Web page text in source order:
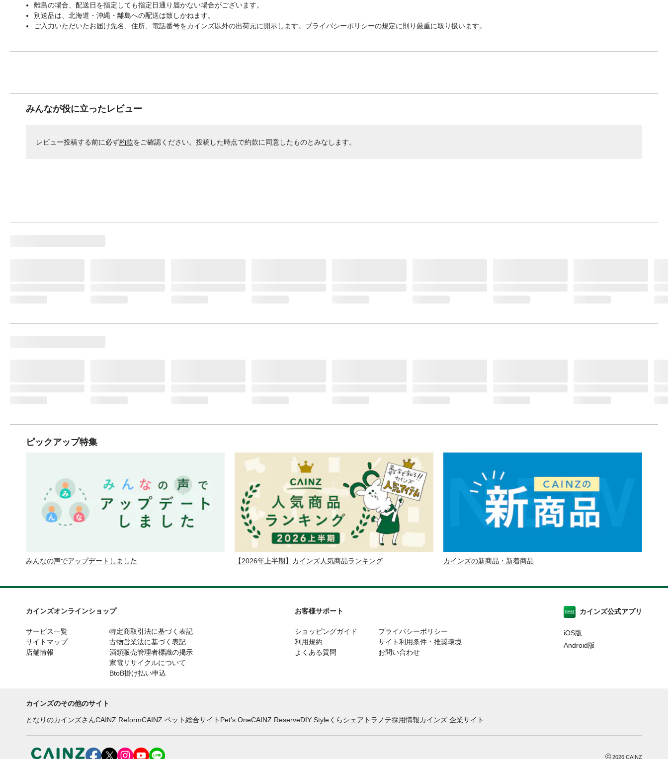
離島の場合、配送日を指定しても指定日通り届かない場合がございます。
別送品は、北海道・沖縄・離島への配送は致しかねます。
ご入力いただいたお届け先名、住所、電話番号をカインズ以外の出荷元に開示します。プライバシーポリシーの規定に則り厳重に取り扱います。
みんなが役に立ったレビュー
レビュー投稿する前に必ず約款をご確認ください。投稿した時点で約款に同意したものとみなします。
ピックアップ特集
みんなの声でアップデートしました 【2026年上半期】カインズ人気商品ランキング カインズの新商品・新着商品
カインズオンラインショップ
サービス一覧
サイトマップ
店舗情報
特定商取引法に基づく表記
古物営業法に基づく表記
酒類販売管理者標識の掲示
家電リサイクルについて
BtoB掛け払い申込
お客様サポート
ショッピングガイド
利用規約
よくある質問
プライバシーポリシー
サイト利用条件・推奨環境
お問い合わせ
カインズ公式アプリ
iOS版
Android版
カインズのその他のサイト
となりのカインズさんCAINZ ReformCAINZ ペット総合サイト Pet’s OneCAINZ ReserveDIY Styleくらシェア トラノテ採用情報カインズ 企業サイト
©2026 CAINZ